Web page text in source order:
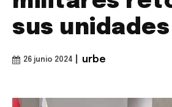
sus unidades
26 junio 2024 urbe